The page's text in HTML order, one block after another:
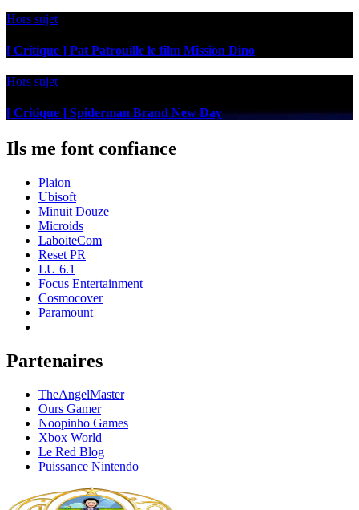
Hors sujet
[ Critique ] Pat Patrouille le film Mission Dino
Hors sujet
[ Critique ] Spiderman Brand New Day
Ils me font confiance
Plaion
Ubisoft
Minuit Douze
Microids
LaboiteCom
Reset PR
LU 6.1
Focus Entertainment
Cosmocover
Paramount
Partenaires
TheAngelMaster
Ours Gamer
Noopinho Games
Xbox World
Le Red Blog
Puissance Nintendo